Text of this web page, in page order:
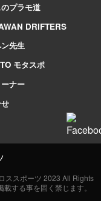
プラモ道
DRIFTERS
先生
モタスポ
ナー
ススポーツ 2023 All Rights
する事を固く禁じます。